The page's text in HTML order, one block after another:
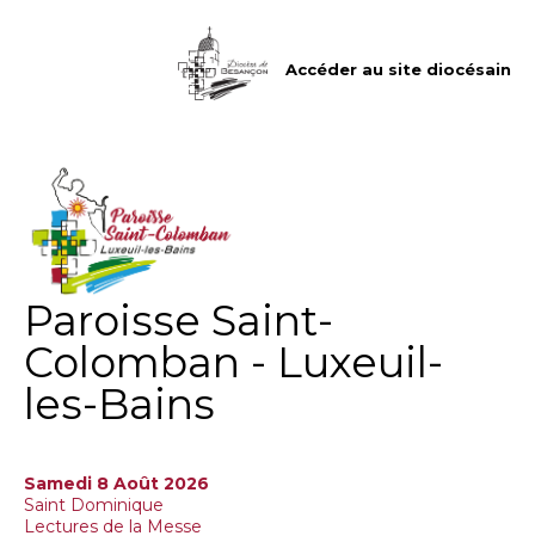
Accéder au site diocésain
Paroisse Saint-
Colomban - Luxeuil-
les-Bains
Samedi 8 Août 2026
Saint Dominique
Lectures de la Messe